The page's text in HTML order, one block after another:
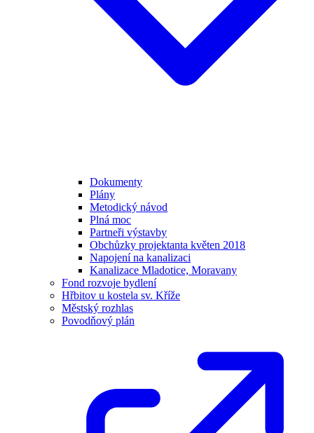
Dokumenty
Plány
Metodický návod
Plná moc
Partneři výstavby
Obchůzky projektanta květen 2018
Napojení na kanalizaci
Kanalizace Mladotice, Moravany
Fond rozvoje bydlení
Hřbitov u kostela sv. Kříže
Městský rozhlas
Povodňový plán